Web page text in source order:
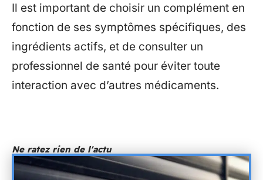
Il est important de choisir un complément en
fonction de ses symptômes spécifiques, des
ingrédients actifs, et de consulter un
professionnel de santé pour éviter toute
interaction avec d’autres médicaments.
Ne ratez rien de l'actu